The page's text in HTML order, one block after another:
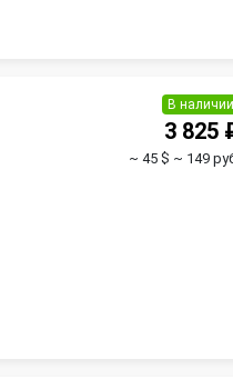
В наличии
3 825
~ 45 $ ~ 149